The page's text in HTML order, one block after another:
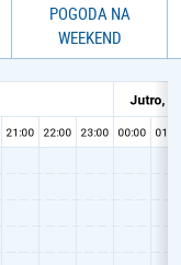
POGODA NA
WEEKEND